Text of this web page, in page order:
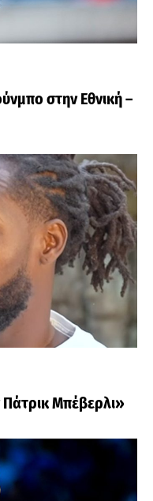
στην Εθνική –
Μπέβερλι»